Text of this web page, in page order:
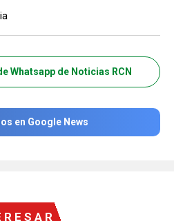
Whatsapp de Noticias RCN
en Google News